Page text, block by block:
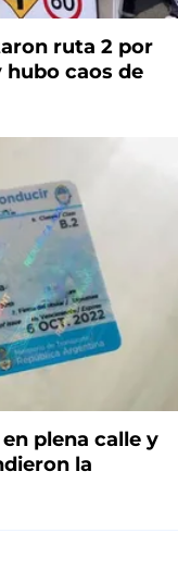
ruta 2 por
caos de
plena calle y
la